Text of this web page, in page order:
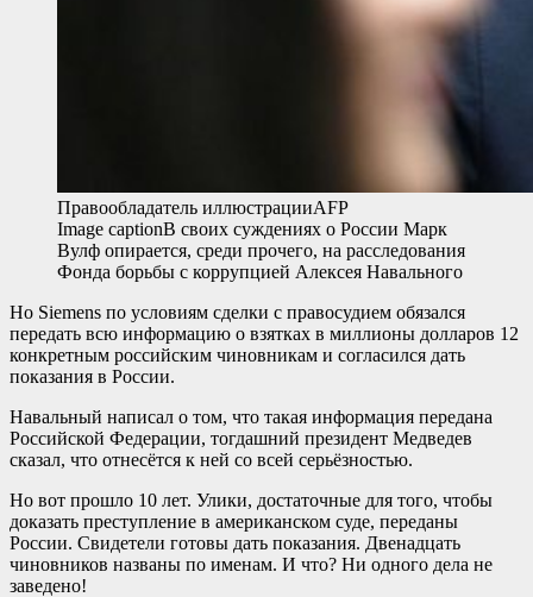
Правообладатель иллюстрацииAFP
Image captionВ своих суждениях о России Марк
Вулф опирается, среди прочего, на расследования
Фонда борьбы с коррупцией Алексея Навального
Но Siemens по условиям сделки с правосудием обязался
передать всю информацию о взятках в миллионы долларов 12
конкретным российским чиновникам и согласился дать
показания в России.
Навальный написал о том, что такая информация передана
Российской Федерации, тогдашний президент Медведев
сказал, что отнесётся к ней со всей серьёзностью.
Но вот прошло 10 лет. Улики, достаточные для того, чтобы
доказать преступление в американском суде, переданы
России. Свидетели готовы дать показания. Двенадцать
чиновников названы по именам. И что? Ни одного дела не
заведено!